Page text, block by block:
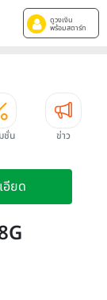
ดูวงเงิน
พร้อมสตาร์ท
ชั่น ข่าว
อียด